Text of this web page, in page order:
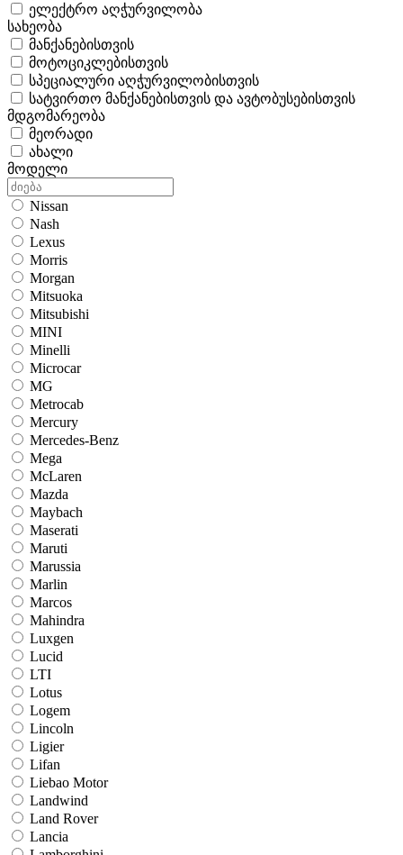
ელექტრო აღჭურვილობა
სახეობა
მანქანებისთვის
მოტოციკლებისთვის
სპეციალური აღჭურვილობისთვის
სატვირთო მანქანებისთვის და ავტობუსებისთვის
მდგომარეობა
მეორადი
ახალი
მოდელი
Nissan
Nash
Lexus
Morris
Morgan
Mitsuoka
Mitsubishi
MINI
Minelli
Microcar
MG
Metrocab
Mercury
Mercedes-Benz
Mega
McLaren
Mazda
Maybach
Maserati
Maruti
Marussia
Marlin
Marcos
Mahindra
Luxgen
Lucid
LTI
Lotus
Logem
Lincoln
Ligier
Lifan
Liebao Motor
Landwind
Land Rover
Lancia